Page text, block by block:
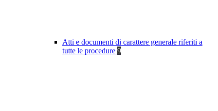
Atti e documenti di carattere generale riferiti a
tutte le procedure 9